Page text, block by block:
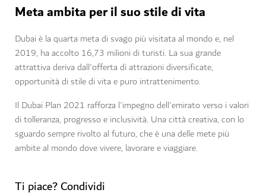
Meta ambita per il suo stile di vita
Dubai è la quarta meta di svago più visitata al mondo e, nel
2019, ha accolto 16,73 milioni di turisti. La sua grande
attrattiva deriva dall'offerta di attrazioni diversificate,
opportunità di stile di vita e puro intrattenimento.
Il Dubai Plan 2021 rafforza l'impegno dell'emirato verso i valori
di tolleranza, progresso e inclusività. Una città creativa, con lo
sguardo sempre rivolto al futuro, che è una delle mete più
ambite al mondo dove vivere, lavorare e viaggiare.
Ti piace? Condividi